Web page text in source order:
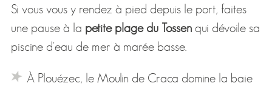
Si vous vous y rendez à pied depuis le port, faites
une pause à la petite plage du Tossenqui dévoile sa
piscine d'eau de mer à marée basse.
À Plouézec, le Moulin de Craca domine la baie